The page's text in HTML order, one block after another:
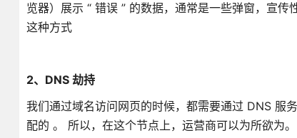
览器）展示 “ 错误 ” 的数据，通常是一些弹窗，宣
这种方式
2、DNS 劫持
我们通过域名访问网页的时候，都需要通过 DNS 服
配的 。 所以，在这个节点上，运营商可以为所欲为